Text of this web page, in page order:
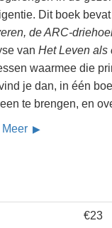
Dit boek
de ARC-
van Het Leven als
waarmee die
je dan, in één
te brengen, en
€23